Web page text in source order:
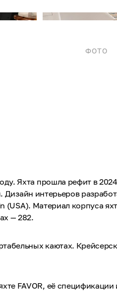
ФОТО
Яхта прошла рефит в 2024
интерьеров
(USA). Материал корпуса
— 282.
каютах.
FAVOR, её спецификации